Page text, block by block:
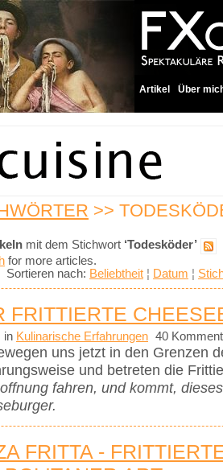
Artikel Über
>>
mit dem Stichwort ‘Todesköder’
for more articles.
nach: Beliebtheit ¦ Datum ¦
FRITTIERTE
in Kulinarische Erfahrungen 40
uns jetzt in den Grenzen
und betreten die
fahren, und kommt,
FRITTA -